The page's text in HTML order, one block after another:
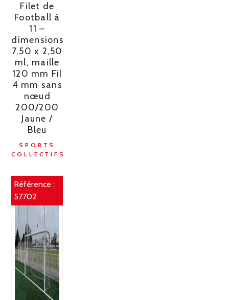
Filet de
Football à
11 –
dimensions
7,50 x 2,50
ml, maille
120 mm Fil
4 mm sans
nœud
200/200
Jaune /
Bleu
SPORTS
COLLECTIFS
Référence :
57702